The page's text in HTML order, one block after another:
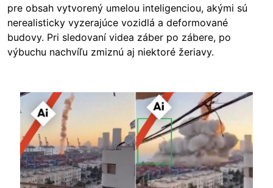
pre obsah vytvorený umelou inteligenciou, akými sú
nerealisticky vyzerajúce vozidlá a deformované
budovy. Pri sledovaní videa záber po zábere, po
výbuchu nachvíľu zmiznú aj niektoré žeriavy.
Image